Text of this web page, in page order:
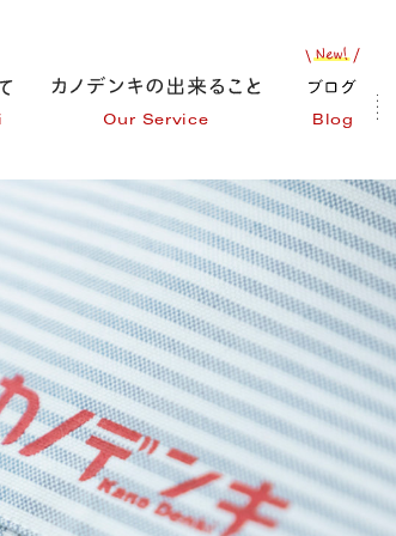
Our Service Blog